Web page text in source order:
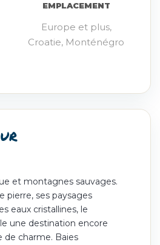
EMPLACEMENT
Europe et plus,
Croatie, Monténégro
et montagnes sauvages.
pierre, ses paysages
eaux cristallines, le
une destination encore
de charme. Baies